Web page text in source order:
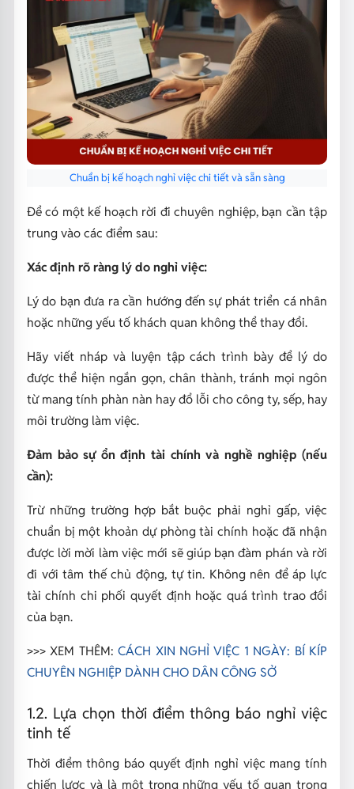
Chuẩn bị kế hoạch nghỉ việc chi tiết và sẵn sàng
Để có một kế hoạch rời đi chuyên nghiệp, bạn cần tập
trung vào các điểm sau:
Xác định rõ ràng lý do nghỉ việc:
Lý do bạn đưa ra cần hướng đến sự phát triển cá nhân
hoặc những yếu tố khách quan không thể thay đổi.
Hãy viết nháp và luyện tập cách trình bày để lý do
được thể hiện ngắn gọn, chân thành, tránh mọi ngôn
từ mang tính phàn nàn hay đổ lỗi cho công ty, sếp, hay
môi trường làm việc.
Đảm bảo sự ổn định tài chính và nghề nghiệp (nếu
cần):
Trừ những trường hợp bắt buộc phải nghỉ gấp, việc
chuẩn bị một khoản dự phòng tài chính hoặc đã nhận
được lời mời làm việc mới sẽ giúp bạn đàm phán và rời
đi với tâm thế chủ động, tự tin. Không nên để áp lực
tài chính chi phối quyết định hoặc quá trình trao đổi
của bạn.
>>> XEM THÊM:CÁCH XIN NGHỈ VIỆC 1 NGÀY: BÍ KÍP
CHUYÊN NGHIỆP DÀNH CHO DÂN CÔNG SỞ
1.2. Lựa chọn thời điểm thông báo nghỉ việc
tinh tế
Thời điểm thông báo quyết định nghỉ việc mang tính
chiến lược và là một trong những yếu tố quan trọng